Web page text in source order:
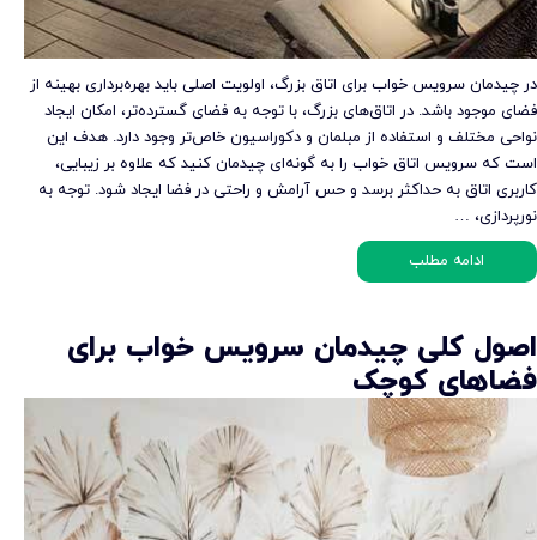
در چیدمان سرویس خواب برای اتاق بزرگ، اولویت اصلی باید بهره‌برداری بهینه از
فضای موجود باشد. در اتاق‌های بزرگ، با توجه به فضای گسترده‌تر، امکان ایجاد
نواحی مختلف و استفاده از مبلمان و دکوراسیون خاص‌تر وجود دارد. هدف این
است که سرویس اتاق خواب را به گونه‌ای چیدمان کنید که علاوه بر زیبایی،
کاربری اتاق به حداکثر برسد و حس آرامش و راحتی در فضا ایجاد شود. توجه به
نورپردازی، …
ادامه مطلب
اصول کلی چیدمان سرویس خواب برای
فضاهای کوچک